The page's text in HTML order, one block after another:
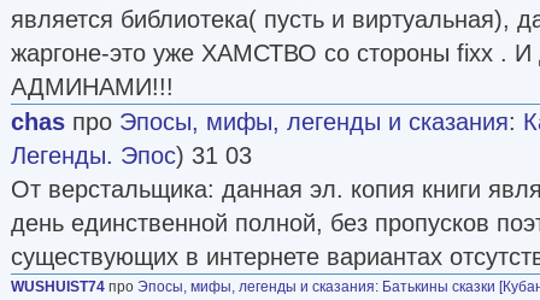
является библиотека( пусть и виртуальная),
жаргоне-это уже ХАМСТВО со стороны fixx . И
АДМИНАМИ!!!
chas про Эпосы, мифы, легенды и сказания:
Легенды. Эпос) 31 03
От верстальщика: данная эл. копия книги
день единственной полной, без пропусков
существующих в интернете вариантах
WUSHUIST74 про Эпосы, мифы, легенды и сказания: Батькины сказки